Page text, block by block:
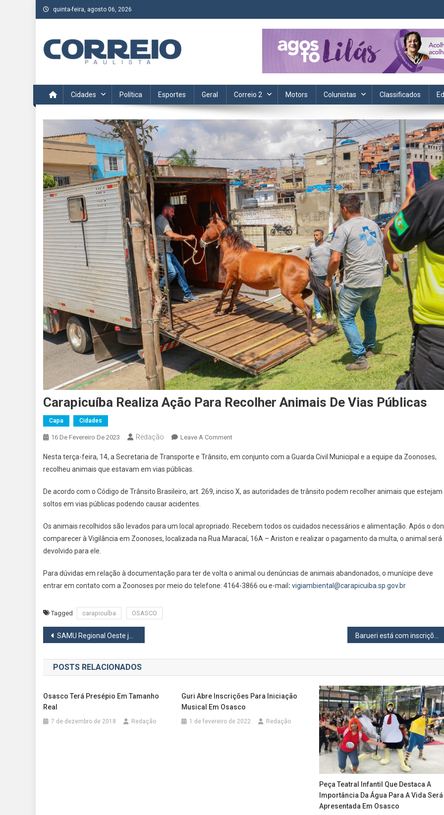
Skip
to
quinta-feira, agosto 06, 2026
Acompanhe as últimas notícias da região no Correio Paulista. Informação, política, saúde, economia, esportes e cotidiano.
Cidades Política Esportes Geral Correio 2 Motors Colunistas Classificados
Carapicuíba Realiza Ação Para Recolher Animais De Vias Públicas
Capa Cidades
16 De Fevereiro De 2023 Redação Leave A CommentOn
Realiza
Recolher
Vias
Públicas
Nesta terça-feira, 14, a Secretaria de Transporte e Trânsito, em conjunto com a Guarda Civil Municipal e a equipe da Zoonoses,
recolheu animais que estavam em vias públicas.
De acordo com o Código de Trânsito Brasileiro, art. 269, inciso X, as autoridades de trânsito podem recolher animais que estejam
soltos em vias públicas podendo causar acidentes.
Os animais recolhidos são levados para um local apropriado. Recebem todos os cuidados necessários e alimentação. Após o
comparecer à Vigilância em Zoonoses, localizada na Rua Maracaí, 16A – Ariston e realizar o pagamento da multa, o animal será
devolvido para ele.
Para dúvidas em relação à documentação para ter de volta o animal ou denúncias de animais abandonados, o munícipe deve
entrar em contato com a Zoonoses por meio do telefone: 4164-3866 ou e-mail : vigiambiental@carapicuiba.sp.gov.br
Tagged carapicuíba OSASCO
Navegação
de
Post
SAMU Regional Oeste já recebeu mais de 15 mil trotes telefônicos
POSTS RELACIONADOS
Osasco Terá Presépio Em Tamanho
Real
7 de dezembro de 2018 Redação
Guri Abre Inscrições Para Iniciação
Musical Em Osasco
1 de fevereiro de 2022 Redação
Peça Teatral Infantil Que Destaca A
Importância Da Água Para A Vida Será
Apresentada Em Osasco